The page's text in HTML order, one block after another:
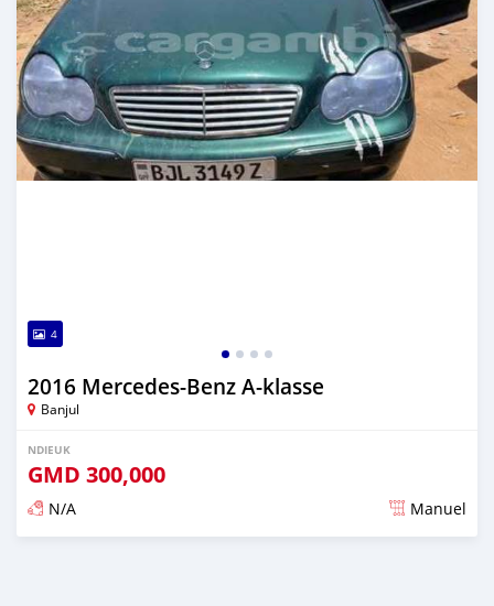
4
2016 Mercedes-Benz A-klasse
Banjul
NDIEUK
GMD 300,000
N/A Manuel